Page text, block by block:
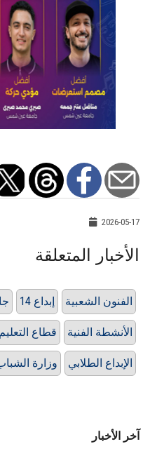
2026-05-17
الأخبار المتعلقة
إبداع 14 الفنون الشعبية
قطاع الأنشطة الفنية
وزارة الإبداع الطلابي
آخر الأخبار